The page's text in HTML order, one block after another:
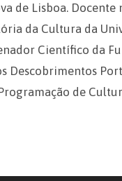
de Lisboa. Docente
da Cultura da
Científico da
de